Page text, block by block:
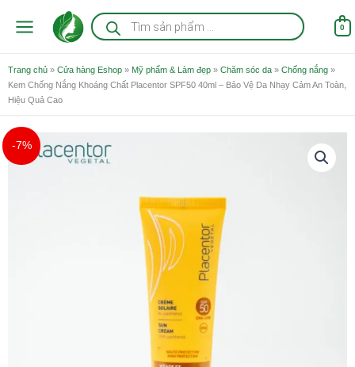
Tìm
kiếm
sản
0
Trang chủ » Cửa hàng Eshop » Mỹ phẩm & Làm đẹp » Chăm sóc da » Chống nắng »
Kem Chống Nắng Khoáng Chất Placentor SPF50 40ml – Bảo Vệ Da Nhạy Cảm An Toàn,
Hiệu Quả Cao
-7%
Giá
gốc
850.000 ₫.là:
790.000 ₫.
Kem
Chống